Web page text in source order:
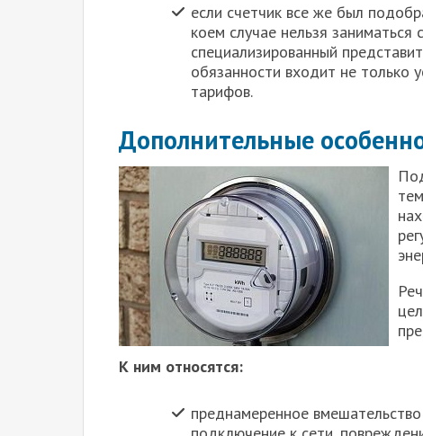
если счетчик все же был
коем случае нельзя
специализированный
обязанности входит не только
тарифов.
Дополнительные
К ним относятся:
преднамеренное